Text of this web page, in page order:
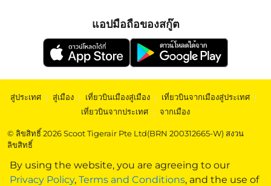
By using the website, you are agreeing to our
Privacy Policy, Terms and Conditions, and the use of
แอปมือถือของสกู๊ต
สู่ประเทศ | สู่เมือง | เที่ยวบินเมืองสู่เมือง | เที่ยวบินจากเมืองสู่ประเทศ |
เที่ยวบินจากประเทศ | จากเมือง
© ลิขสิทธิ์ 2026 Scoot Tigerair Pte Ltd(BRN 200312665-W) สงวน
ลิขสิทธิ์